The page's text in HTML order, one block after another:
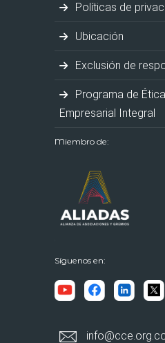
Políticas de
Ubicación
Exclusión de
Programa de
Empresarial Integral
Miembro de:
Síguenos en: